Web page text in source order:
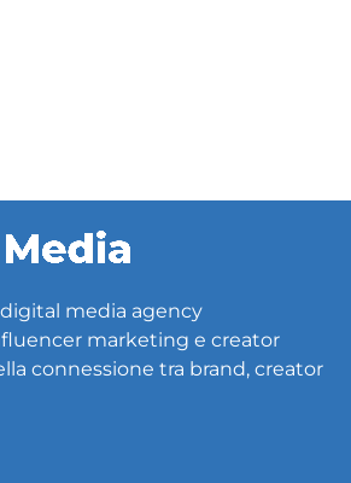
media agency
marketing e creator
connessione tra brand, creator